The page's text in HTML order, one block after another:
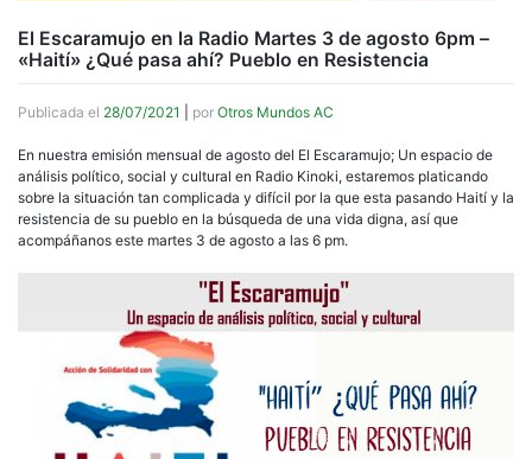
El Escaramujo en la Radio Martes 3 de agosto 6pm –
«Haití» ¿Qué pasa ahí? Pueblo en Resistencia
Publicada el 28/07/2021 por Otros Mundos AC
En nuestra emisión mensual de agosto del El Escaramujo; Un espacio de
análisis político, social y cultural en Radio Kinoki, estaremos platicando
sobre la situación tan complicada y difícil por la que esta pasando Haití y la
resistencia de su pueblo en la búsqueda de una vida digna, así que
acompáñanos este martes 3 de agosto a las 6 pm.